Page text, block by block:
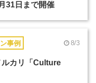
31日まで開催
事例 8/3
ルカリ「Culture